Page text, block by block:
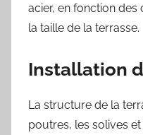
acier, en fonction
la taille de la terrasse.
Installation
La structure de la
poutres, les solives